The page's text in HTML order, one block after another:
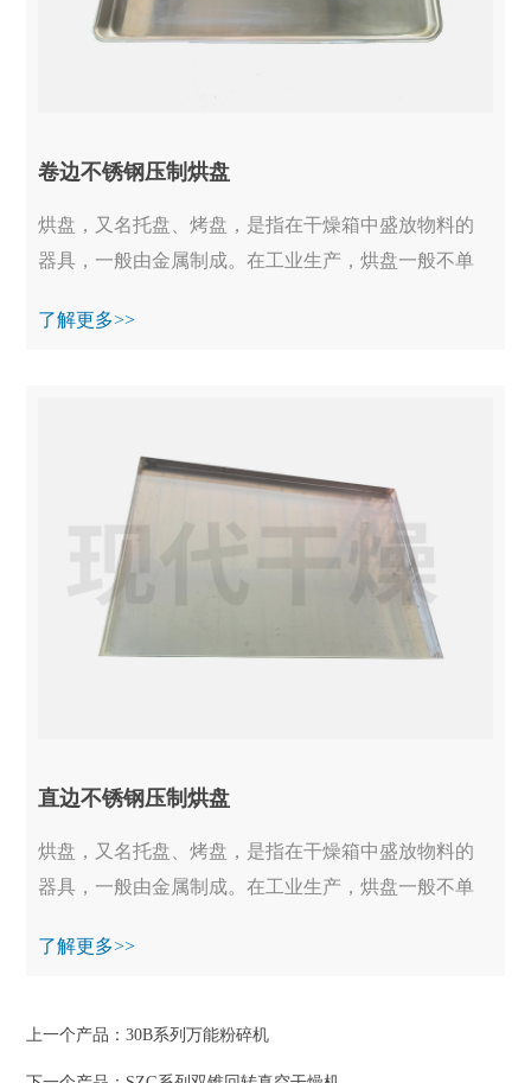
卷边不锈钢压制烘盘
烘盘，又名托盘、烤盘，是指在干燥箱中盛放物料的
器具，一般由金属制成。在工业生产，烘盘一般不单
作...
了解更多>>
直边不锈钢压制烘盘
烘盘，又名托盘、烤盘，是指在干燥箱中盛放物料的
器具，一般由金属制成。在工业生产，烘盘一般不单
物...
了解更多>>
上一个产品：30B系列万能粉碎机